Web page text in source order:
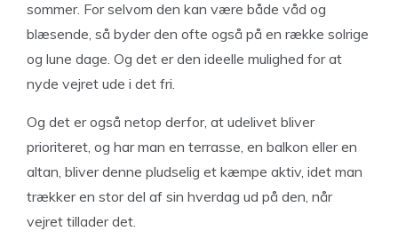
sommer. For selvom den kan være både våd og
blæsende, så byder den ofte også på en række solrige
og lune dage. Og det er den ideelle mulighed for at
nyde vejret ude i det fri.
Og det er også netop derfor, at udelivet bliver
prioriteret, og har man en terrasse, en balkon eller en
altan, bliver denne pludselig et kæmpe aktiv, idet man
trækker en stor del af sin hverdag ud på den, når
vejret tillader det.